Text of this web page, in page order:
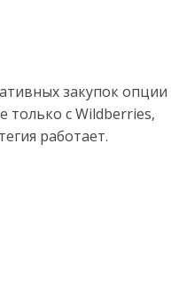
закупок опции
только с Wildberries,
работает.